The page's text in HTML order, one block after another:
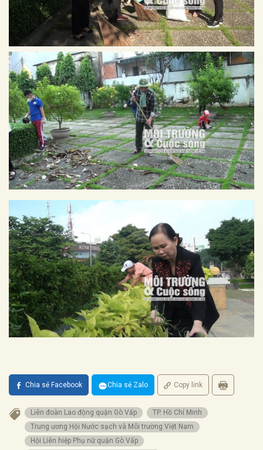
Chia sẻ Facebook Chia sẻ Zalo Copy link
Liên đoàn Lao động quận Gò Vấp
TP. Hồ Chí Minh
Trung ương Hội Nước sạch và Môi trường Việt Nam
Hội Liên hiệp Phụ nữ quận Gò Vấp